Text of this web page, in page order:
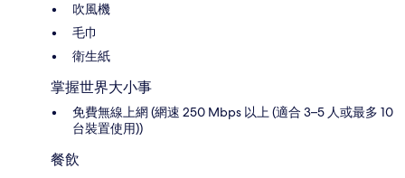
吹風機
毛巾
衛生紙
掌握世界大小事
免費無線上網 (網速 250 Mbps 以上 (適合 3–5 人或最多 10
台裝置使用))
餐飲